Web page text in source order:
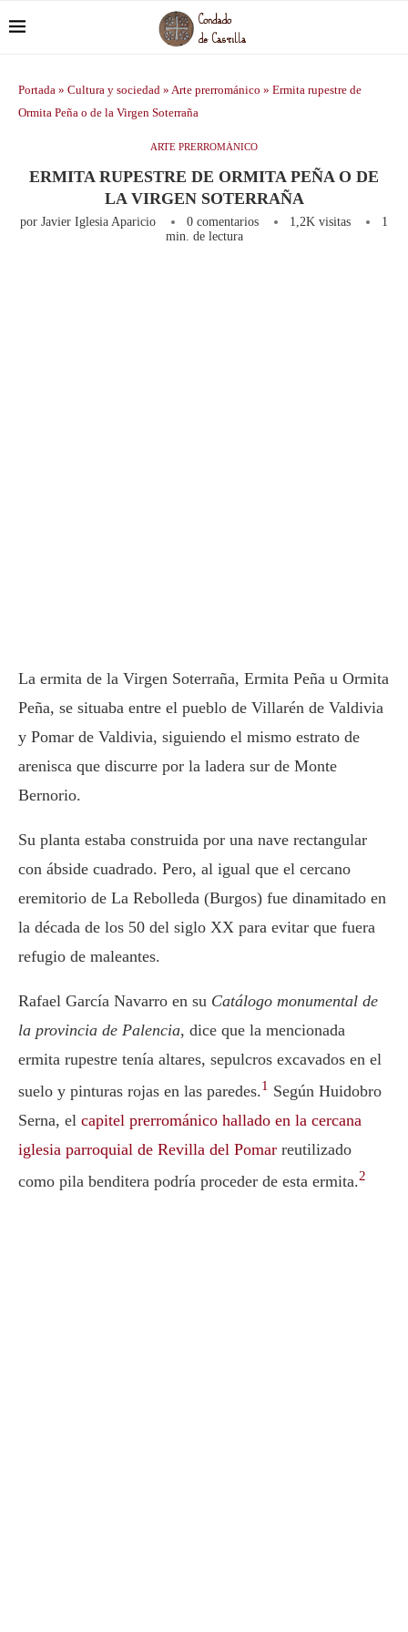
Portada » Cultura y sociedad » Arte prerrománico » Ermita rupestre de
Ormita Peña o de la Virgen Soterraña
ARTE PRERROMÁNICO
ERMITA RUPESTRE DE ORMITA PEÑA O DE
LA VIRGEN SOTERRAÑA
por Javier Iglesia Aparicio 0 comentarios 1,2K visitas
1
min. de lectura
La ermita de la Virgen Soterraña, Ermita Peña u Ormita
Peña, se situaba entre el pueblo de Villarén de Valdivia
y Pomar de Valdivia, siguiendo el mismo estrato de
arenisca que discurre por la ladera sur de Monte
Bernorio.
Su planta estaba construida por una nave rectangular
con ábside cuadrado. Pero, al igual que el cercano
eremitorio de La Rebolleda (Burgos) fue dinamitado en
la década de los 50 del siglo XX para evitar que fuera
refugio de maleantes.
Rafael García Navarro en su Catálogo monumental de
la provincia de Palencia, dice que la mencionada
ermita rupestre tenía altares, sepulcros excavados en el
suelo y pinturas rojas en las paredes.1 Según Huidobro
Serna, el capitel prerrománico hallado en la cercana
iglesia parroquial de Revilla del Pomar reutilizado
como pila benditera podría proceder de esta ermita.2